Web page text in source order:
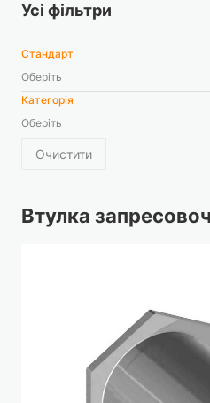
Усі фільтри
Стандарт
Оберіть
Категорія
Оберіть
Очистити
Втулка